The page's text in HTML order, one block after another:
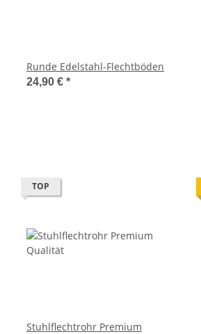
Runde Edelstahl-Flechtböden
24,90 € *
TOP
Stuhlflechtrohr Premium